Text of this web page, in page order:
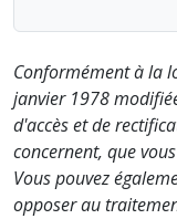
Conformément à la
janvier 1978
d'accès et de
concernent, que
Vous pouvez
opposer au